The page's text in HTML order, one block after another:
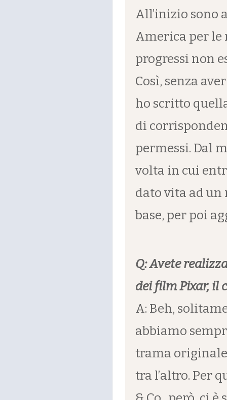
All’inizio sono
America per le
progressi non
Così, senza
ho scritto
di
permessi. Dal
volta in cui
dato vita ad un
base, per poi
Q: Avete
dei film Pixar, il
A: Beh,
abbiamo
trama originale
tra l’altro. Per